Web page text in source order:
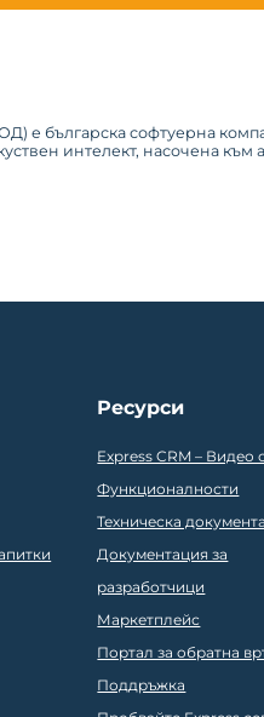
е българска софтуерна
интелект, насочена
Ресурси
Express CRM – Видео
Функционалности
Техническа
Документация за
разработчици
Маркетплейс
Портал за обратна
Поддръжка